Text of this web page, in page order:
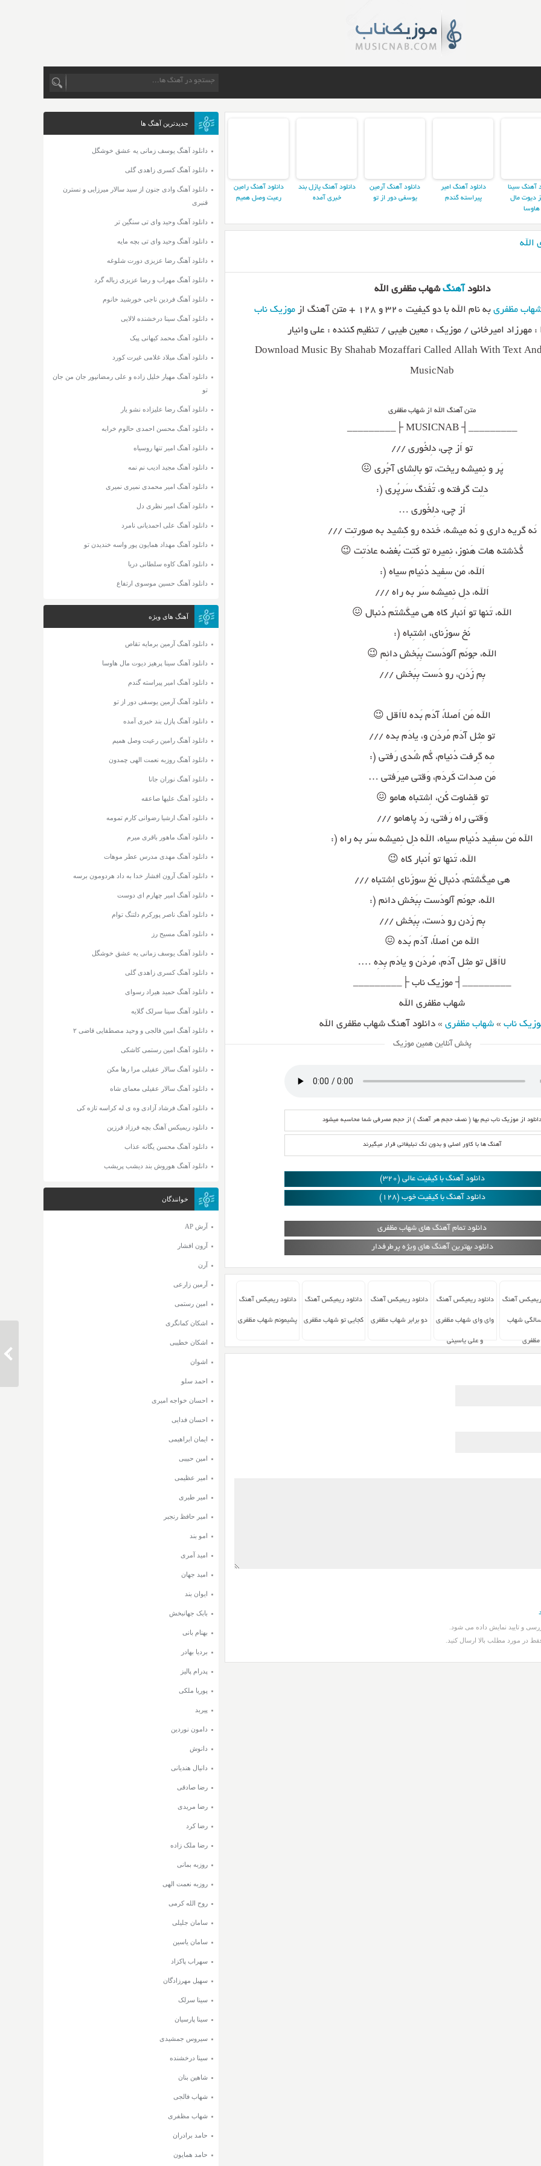
آهنگ سینا
دیوت مال
هاوسا
دانلود آهنگ امیر
پیراسته گندم
دانلود آهنگ آرمین
یوسفی دور از تو
دانلود آهنگ پازل بند
خبری آمده
دانلود آهنگ رامین
رعیت وصل همیم
الله
دانلود آهنگشهاب مظفری الله
مظفری به نام الله با دو کیفیت ۳۲۰ و ۱۲۸ + متن آهنگ از
موزیک ناب
: مهرزاد امیرخانی / موزیک : معین طیبی / تنظیم کننده : علی وانیار
Download Music By Shahab Mozaffari Called Allah With Text
MusicNab
متن آهنگ الله از شهاب مظفری
_________┤ MUSICNAB ├_________
تو اَز چی، دِلخُوری ///
پَر و نِمیشه ریخت، تو بالِشای آجُری 😖
دِلِت گرفته و، تُفَنگ سَرپُری (:
اَز چی، دِلخُوری …
نَه گریه داری و نَه میشه، خَنده رو کِشید به صورتِت ///
گُذشته هات هَنوز، نِمیره تو کَتِت بُغضه عادَتِت 😉
اَلله، مَن سِفید دُنیام سیاه (:
اَلله، دِل نِمیشه سَر به راه ///
الله، تَنها تو اَنبار کاه هی میگَشتَم دُنبال 😖
نَخ سوزَنای، اِشتِباه (:
الله، جونَم آلودَست بِبَخش دائِم 😉
بِم زَدَن، رو دَست بِبَخش ///
الله مَن اَصلا،ً آدَم بَده لااَقل 😉
تو مِثل آدَم مُردَن و، یادَم بده ///
مِه گِرفت دُنیام، گُم شُدی رَفتی (:
مَن صِدات کَردَم، وَقتی میرَفتی …
تو قِضاوت کُن، اِشتباه هامو 😖
وَقتی راه رَفتی، رَد پاهامو ///
الله مَن سِفید دُنیام سیاه، الله دِل نِمیشه سَر به راه (:
الله، تَنها تو اُنبار کاه 😉
هی میگَشتَم، دُنبال نَخ سوزَنای اِشتباه ///
الله، جونَم آلودَست بِبَخش دائم (:
بِم زَدن رو دَست، بِبَخش ///
الله من اَصلاً، آدَم بَده 😖
لااَقل تو مِثل آدَم، مُردَن و یادَم بِدِه ….
_________┤ موزیک ناب ├_________
شهاب مظفری الله
ناب » شهاب مظفری » دانلود آهنگ شهاب مظفری الله
پخش آنلاین همین موزیک
دانلود از موزیک ناب نیم بها ( نصف حجم هر آهنگ ) از حجم مصرفی شما محاسبه میشود
آهنگ ها با کاور اصلی و بدون تگ تبلیغاتی قرار میگیرند
دانلود آهنگ با کیفیت عالی (320)
دانلود آهنگ با کیفیت خوب (128)
دانلود تمام آهنگ های شهاب مظفری
دانلود بهترین آهنگ های ویژه پرطرفدار
ریمیکس آهنگ
شهاب
مظفری
دانلود ریمیکس آهنگ
وای وای شهاب مظفری
و علی یاسینی
دانلود ریمیکس آهنگ
دو برابر شهاب مظفری
دانلود ریمیکس آهنگ
کجایی تو شهاب مظفری
دانلود ریمیکس آهنگ
پشیمونم شهاب مظفری
و تایید نمایش داده می شود.
در مورد مطلب بالا ارسال کنید.
جدیدترین آهنگ ها
دانلود آهنگ یوسف زمانی یه عشق خوشگل
دانلود آهنگ کسری زاهدی گلی
دانلود آهنگ وادی جنون از سید سالار میرزایی و نسترن
قنبری
دانلود آهنگ وحید وای تی سنگین تر
دانلود آهنگ وحید وای تی بچه مایه
دانلود آهنگ رضا عزیزی دورت شلوغه
دانلود آهنگ مهراب و رضا عزیزی زباله گرد
دانلود آهنگ فردین ناجی خورشید خانوم
دانلود آهنگ سینا درخشنده لالایی
دانلود آهنگ محمد کیهانی پیک
دانلود آهنگ میلاد غلامی غیرت کورد
دانلود آهنگ مهیار خلیل زاده و علی رمضانپور جان من جان
تو
دانلود آهنگ رضا علیزاده نشو یار
دانلود آهنگ محسن احمدی حالوم خرابه
دانلود آهنگ امیر تنها روسیاه
دانلود آهنگ مجید ادیب نم نمه
دانلود آهنگ امیر محمدی نمیری نمیری
دانلود آهنگ امیر نظری دل
دانلود آهنگ علی احمدیانی نامرد
دانلود آهنگ مهداد همایون پور واسه خندیدن تو
دانلود آهنگ کاوه سلطانی دریا
دانلود آهنگ حسین موسوی ارتفاع
آهنگ های ویژه
دانلود آهنگ آرمین برمایه تقاص
دانلود آهنگ سینا پرهیز دیوت مال هاوسا
دانلود آهنگ امیر پیراسته گندم
دانلود آهنگ آرمین یوسفی دور از تو
دانلود آهنگ پازل بند خبری آمده
دانلود آهنگ رامین رعیت وصل همیم
دانلود آهنگ روزبه نعمت الهی چمدون
دانلود آهنگ نوران جانا
دانلود آهنگ علیها صاعقه
دانلود آهنگ ارشیا رضوانی کارم تمومه
دانلود آهنگ ماهور باقری میرم
دانلود آهنگ مهدی مدرس عطر موهات
دانلود آهنگ آرون افشار خدا به داد هردومون برسه
دانلود آهنگ امیر چهارم ای دوست
دانلود آهنگ ناصر پورکرم دلتنگ توام
دانلود آهنگ مسیح رز
دانلود آهنگ یوسف زمانی یه عشق خوشگل
دانلود آهنگ کسری زاهدی گلی
دانلود آهنگ حمید هیراد رسوای
دانلود آهنگ سینا سرلک گلایه
دانلود آهنگ امین فالجی و وحید مصطفایی قاضی ۲
دانلود آهنگ امین رستمی کاشکی
دانلود آهنگ سالار عقیلی مرا رها مکن
دانلود آهنگ سالار عقیلی معمای شاه
دانلود آهنگ فرشاد آزادی وه ی له کراسه تازه کی
دانلود ریمیکس آهنگ بچه فرزاد فرزین
دانلود آهنگ محسن یگانه عذاب
دانلود آهنگ هوروش بند دیشب پریشب
خوانندگان
آرش AP
آرون افشار
آرن
آرمین زارعی
امین رستمی
اشکان کمانگری
اشکان خطیبی
اشوان
احمد سلو
احسان خواجه امیری
احسان فدایی
ایمان ابراهیمی
امین حبیبی
امیر عظیمی
امیر طبری
امیر حافظ رنجبر
امو بند
امید آمری
امید جهان
ایوان بند
بابک جهانبخش
بهنام بانی
بردیا بهادر
پدرام پالیز
پوریا ملکی
پیربد
دامون نوردین
دانوش
دانیال هندیانی
رضا صادقی
رضا مریدی
رضا کرد
رضا ملک زاده
روزبه بمانی
روزبه نعمت الهی
روح الله کرمی
سامان جلیلی
سامان یاسین
سهراب پاکزاد
سهیل مهرزادگان
سینا سرلک
سینا پارسیان
سیروس جمشیدی
سینا درخشنده
شاهین بنان
شهاب فالجی
شهاب مظفری
حامد برادران
حامد همایون